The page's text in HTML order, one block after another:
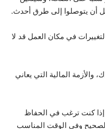
أن يتوصلوا إلى طرق أحدث.
في مكان العمل قد لا
والأزمة المالية التي يعاني
كنت ترغب في الحفاظ
وفي الوقت المناسب